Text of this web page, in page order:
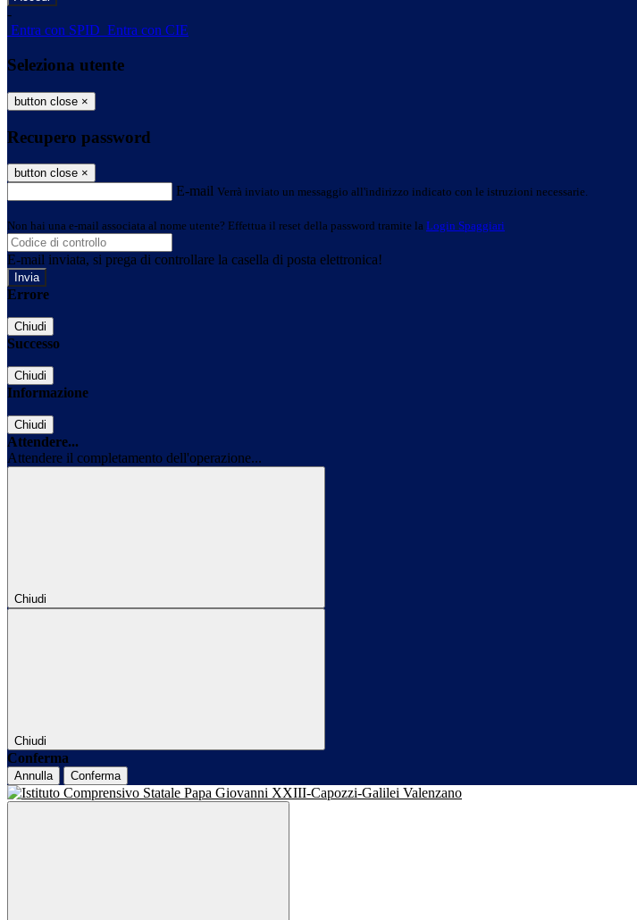
-
Entra con SPID Entra con CIE
Seleziona utente
button close ×
Recupero password
button close ×
E-mail Verrà inviato un messaggio all'indirizzo indicato con le istruzioni necessarie.
Non hai una e-mail associata al nome utente? Effettua il reset della password tramite la Login Spaggiari
E-mail inviata, si prega di controllare la casella di posta elettronica!
Errore
Chiudi
Successo
Chiudi
Informazione
Chiudi
Attendere...
Attendere il completamento dell'operazione...
Chiudi
Chiudi
Conferma
Annulla Conferma